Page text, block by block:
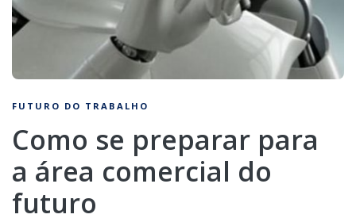
FUTURO DO TRABALHO
Como se preparar para
a área comercial do
futuro